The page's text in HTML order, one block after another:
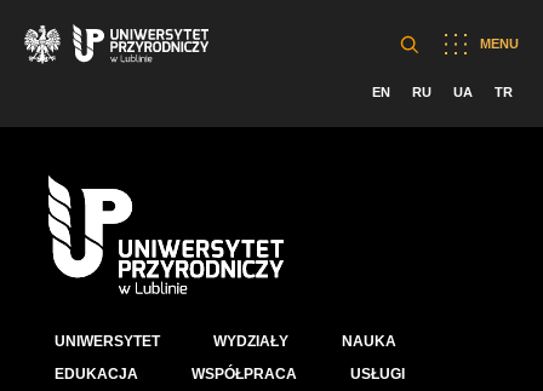
MENU
EN RU UA TR
UNIWERSYTET WYDZIAŁY
NAUKA
EDUKACJA
WSPÓŁPRACA
USŁUGI